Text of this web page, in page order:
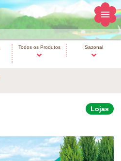
Todos os Produtos Sazonal
Lojas